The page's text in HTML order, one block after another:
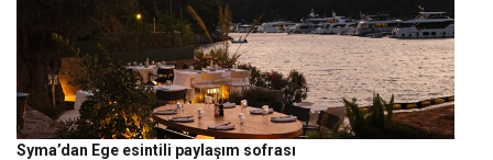
Syma’dan Ege esintili paylaşım sofrası